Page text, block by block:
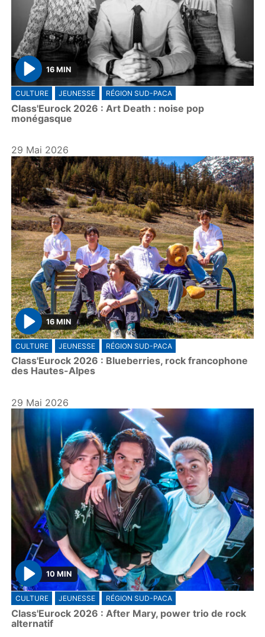
P
l
a
y
16 MIN
CULTURE JEUNESSE RÉGION SUD-PACA
Class'Eurock 2026 : Art Death : noise pop
monégasque
29 Mai 2026
P
l
a
y
16 MIN
CULTURE JEUNESSE RÉGION SUD-PACA
Class'Eurock 2026 : Blueberries, rock francophone
des Hautes-Alpes
29 Mai 2026
P
l
a
y
10 MIN
CULTURE JEUNESSE RÉGION SUD-PACA
Class'Eurock 2026 : After Mary, power trio de rock
alternatif